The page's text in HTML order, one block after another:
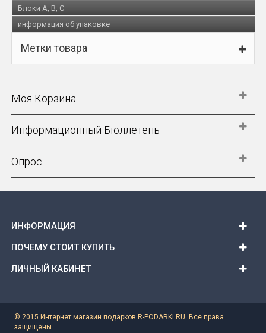
Блоки A, B, C
информация об упаковке
Метки товара
Моя Корзина
Информационный Бюллетень
Опрос
ИНФОРМАЦИЯ
ПОЧЕМУ СТОИТ КУПИТЬ
ЛИЧНЫЙ КАБИНЕТ
© 2015 Интернет магазин подарков R-PODARKI.RU. Все права
защищены.